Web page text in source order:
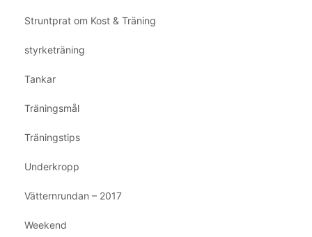
Struntprat om Kost & Träning
styrketräning
Tankar
Träningsmål
Träningstips
Underkropp
Vätternrundan – 2017
Weekend